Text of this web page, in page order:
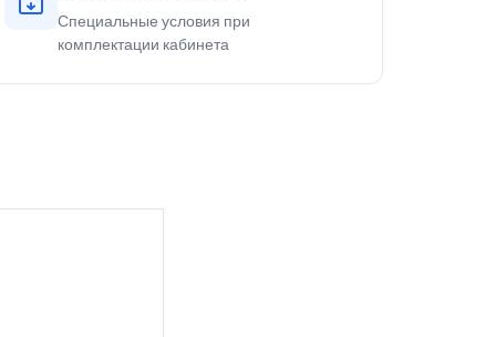
Специальные условия при
комплектации кабинета